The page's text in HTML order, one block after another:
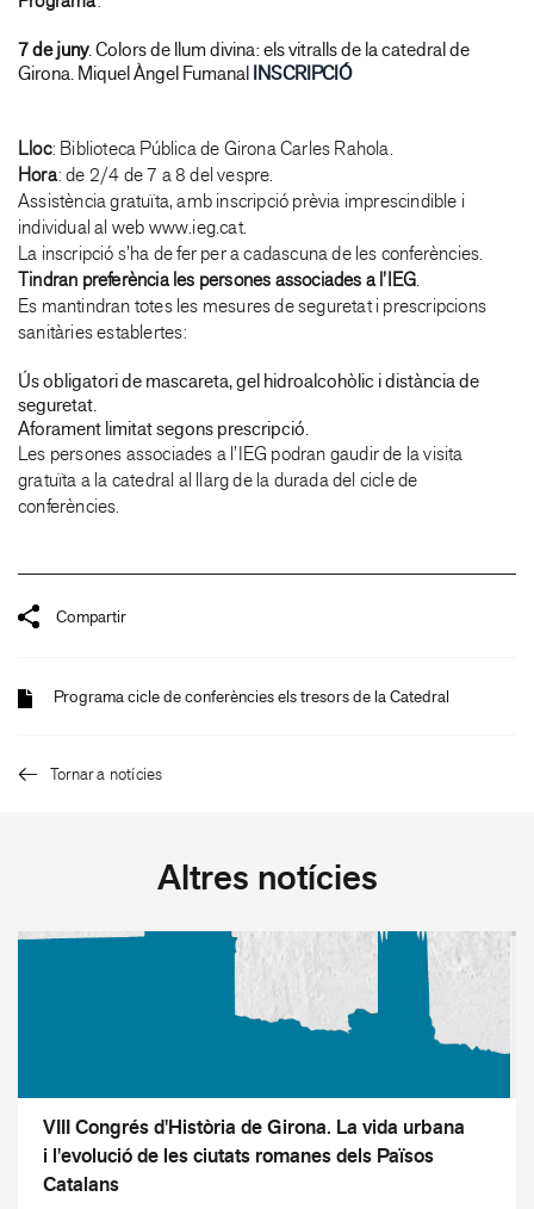
7 de juny. Colors de llum divina: els vitralls de la catedral de
Girona. Miquel Àngel FumanalINSCRIPCIÓ
Lloc: Biblioteca Pública de Girona Carles Rahola.
Hora: de 2/4 de 7 a 8 del vespre.
Assistència gratuïta, amb inscripció prèvia imprescindible i
individual al web www.ieg.cat.
La inscripció s’ha de fer per a cadascuna de les conferències.
Tindran preferència les persones associades a l’IEG.
Es mantindran totes les mesures de seguretat i prescripcions
sanitàries establertes:
Ús obligatori de mascareta, gel hidroalcohòlic i distància de
seguretat.
Aforament limitat segons prescripció.
Les persones associades a l’IEG podran gaudir de la visita
gratuïta a la catedral al llarg de la durada del cicle de
conferències.
Compartir
Programa cicle de conferències els tresors de la Catedral
Tornar a notícies
Altres notícies
VIII Congrés d'Història de Girona. La vida urbana
i l'evolució de les ciutats romanes dels Països
Catalans